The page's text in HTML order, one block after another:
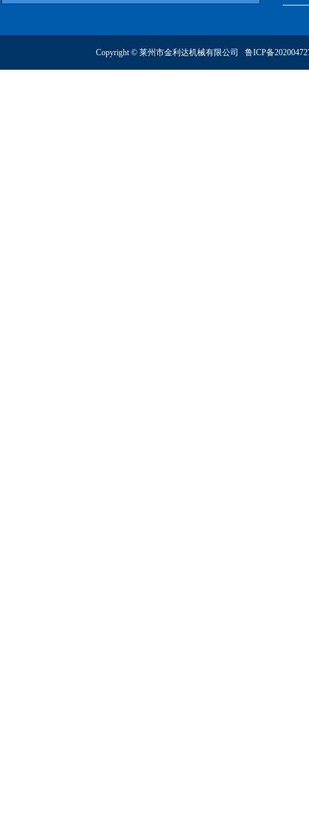
Copyright © 莱州市金利达机械有限公司 鲁ICP备